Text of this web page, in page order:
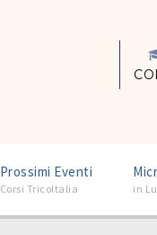
Prossimi Eventi
Corsi TricoItalia in